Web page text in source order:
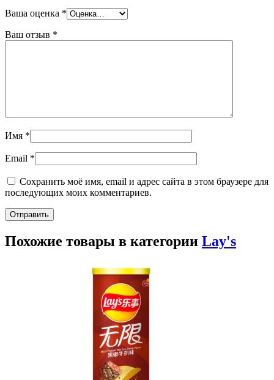
Ваша оценка *
Ваш отзыв *
Имя *
Email *
Сохранить моё имя, email и адрес сайта в этом браузере для
последующих моих комментариев.
Похожие товары в категории Lay's